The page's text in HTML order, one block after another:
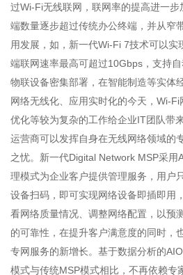
过Wi-Fi无线联网，联网率的提高进一
端数量逐步超过传统办公终端，并从窄
用发展，如，新一代Wi-Fi 7技术可以实
端联网速率最高可超过10Gbps，支持
物联设备密集部署，在智能制造等实体
网络无线化、应用实时化的今天，Wi-Fi
优化等较为复杂的工作给企业IT团队带
运营商可以发挥自身在无线网络领域的
之忧。新一代Digital Network MSP采用
理模式为企业客户提供管理服务，用户
设备扫码，即可实现网络设备即插即用
看网络质量情况、调整网络配置，以预
的可靠性，在提升客户满意度的同时，
专网服务的新增长。基于数据分析的
模式与传统MSP模式相比，不再依赖专